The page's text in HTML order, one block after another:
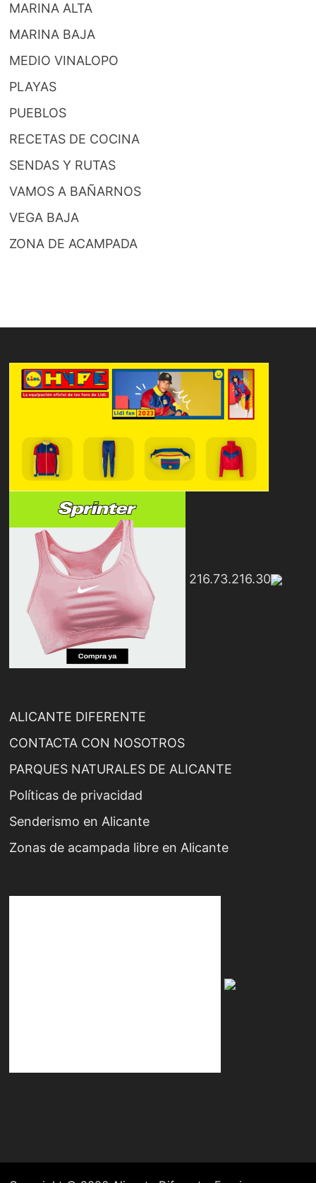
MARINA ALTA
MARINA BAJA
MEDIO VINALOPO
PLAYAS
PUEBLOS
RECETAS DE COCINA
SENDAS Y RUTAS
VAMOS A BAÑARNOS
VEGA BAJA
ZONA DE ACAMPADA
216.73.216.30
ALICANTE DIFERENTE
CONTACTA CON NOSOTROS
PARQUES NATURALES DE ALICANTE
Políticas de privacidad
Senderismo en Alicante
Zonas de acampada libre en Alicante